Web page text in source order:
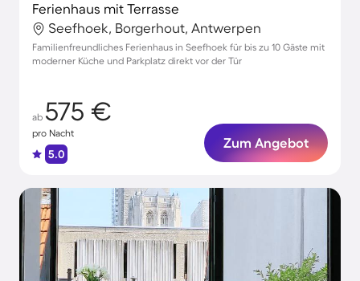
Ferienhaus mit Terrasse
Seefhoek, Borgerhout, Antwerpen
Familienfreundliches Ferienhaus in Seefhoek für bis zu 10 Gäste mit
moderner Küche und Parkplatz direkt vor der Tür
ab 575 €
pro Nacht
5.0
Zum Angebot